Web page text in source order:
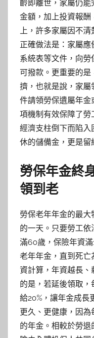
齡即離世，家屬仍能
金額，加上投資報
上，許多家屬因不清
正確做法是：家屬
系統表等文件，向
可撥款。更重要的
擠，也就是說，家屬
件請領勞保遺屬年
項機制有效保障了
經濟支柱倒下而陷入
休的儲備金，更是留
勞保年金終
領到老
勞保老年年金的最
的一天。只要勞工
滿60歲，保險年資
老年年金，直到死
資計算，年資越長
的是，若延後領取，
給20%，讓年金成長
更久、更健康，因
的年金。相較於勞